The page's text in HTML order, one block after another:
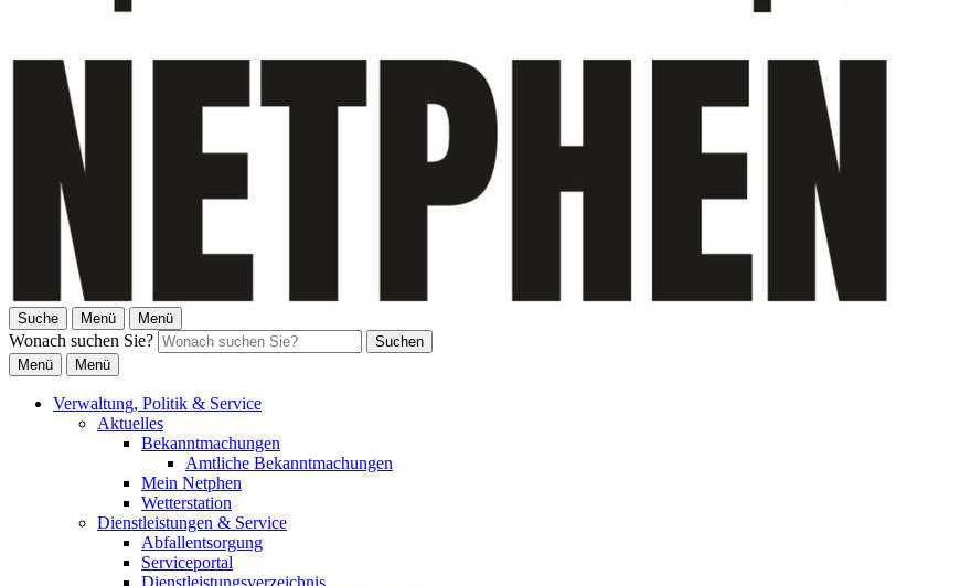
Suche Menü Menü
Wonach suchen Sie?
Suchen
Menü
Menü
Verwaltung, Politik & Service
Aktuelles
Bekanntmachungen
Amtliche Bekanntmachungen
Mein Netphen
Wetterstation
Dienstleistungen & Service
Abfallentsorgung
Serviceportal
Dienstleistungsverzeichnis